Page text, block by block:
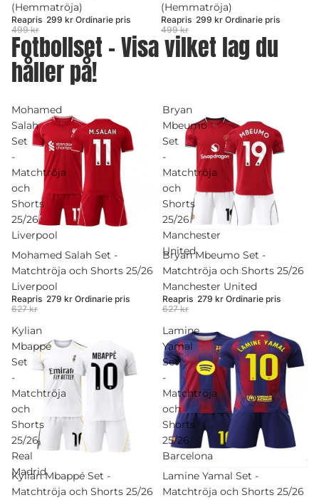
(Hemmatröja)
Reapris 299 kr Ordinarie pris
499 kr
(Hemmatröja)
Reapris 299 kr Ordinarie pris
499 kr
Fotbollset - Visa vilket lag du
håller på!
Mohamed
Salah
Set
-
Matchtröja
och
Shorts
25/26
Liverpool
Rea
Mohamed Salah Set -
Matchtröja och Shorts 25/26
Liverpool
Reapris 279 kr Ordinarie pris
627 kr
Bryan
Mbeumo
Set
-
Matchtröja
och
Shorts
25/26
Manchester
United
Rea
Bryan Mbeumo Set -
Matchtröja och Shorts 25/26
Manchester United
Reapris 279 kr Ordinarie pris
627 kr
Kylian
Mbappé
Set
-
Matchtröja
och
Shorts
25/26
Real
Madrid
Rea
Kylian Mbappé Set -
Matchtröja och Shorts 25/26
Lamine
Yamal
Set
-
Matchtröja
och
Shorts
25/26
Barcelona
Rea
Lamine Yamal Set -
Matchtröja och Shorts 25/26